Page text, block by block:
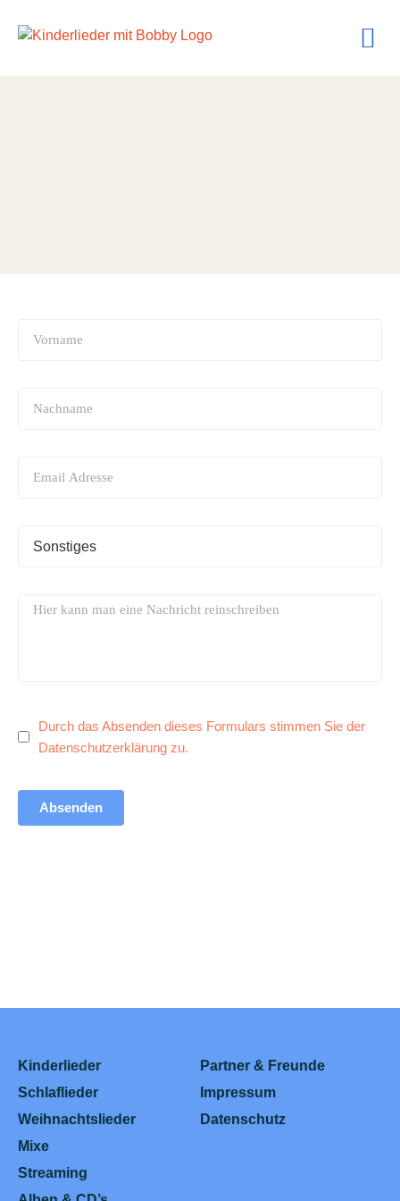
Durch das Absenden dieses Formulars stimmen Sie der
Datenschutzerklärung zu.
Absenden
Kinderlieder
Schlaflieder
Weihnachtslieder
Mixe
Streaming
Partner & Freunde
Impressum
Datenschutz